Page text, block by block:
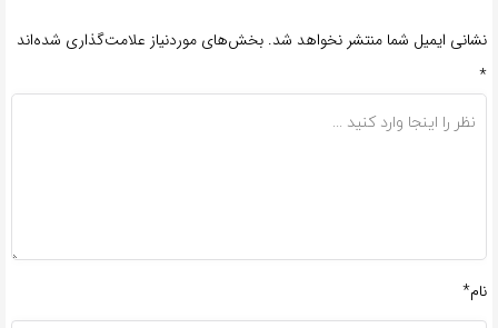
نشانی ایمیل شما منتشر نخواهد شد. بخش‌های موردنیاز علامت‌گذاری شده‌اند
*
نام*